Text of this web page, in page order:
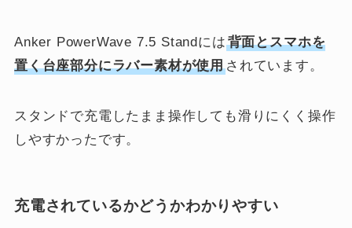
Anker PowerWave 7.5 Standには背面とスマホを
置く台座部分にラバー素材が使用 されています。
スタンドで充電したまま操作しても滑りにくく操作
しやすかったです。
充電されているかどうかわかりやすい